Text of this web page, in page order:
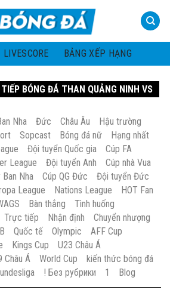
LIVESCORE BẢNG XẾP HẠNG
BÓNG ĐÁ THAN QUẢNG NINH VS
Nha Đức Châu Âu
Hậu trường
Sopcast Bóng đá nữ
Hạng nhất
Đội tuyển Quốc gia
Cúp FA
League Đội tuyển Anh
Cúp nhà Vua
Nha Cúp QG Đức
Đội tuyển Đức
League Nations League
HOT Fan
Bàn thắng
Tình huống
Trực tiếp Nhận định
Chuyển nhượng
Quốc tế Olympic
AFF Cup
Kings Cup
U23 Châu Á
Châu Á World Cup
kiến thức bóng đá
! Без рубрики 1 Blog